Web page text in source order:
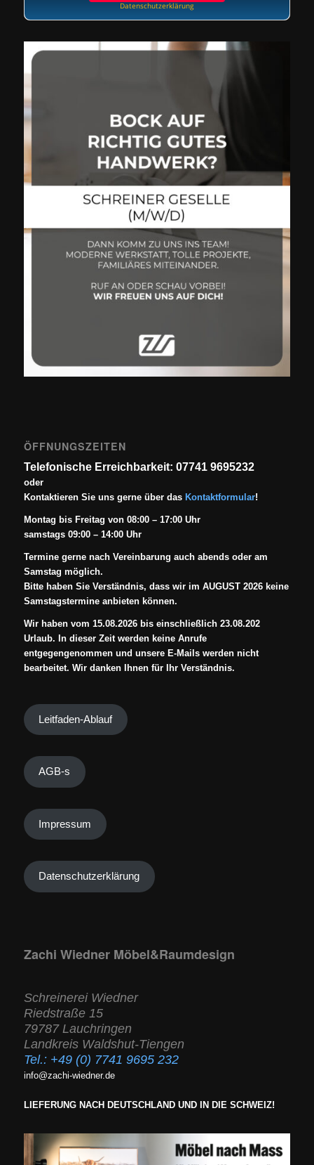
Datenschutzerklärung
ÖFFNUNGSZEITEN
Telefonische Erreichbarkeit: 07741 9695232
oder
Kontaktieren Sie uns gerne über das Kontaktformular!
Montag bis Freitag von 08:00 – 17:00 Uhr
samstags 09:00 – 14:00 Uhr
Termine gerne nach Vereinbarung auch abends oder am
Samstag möglich.
Bitte haben Sie Verständnis, dass wir im AUGUST 2026 keine
Samstagstermine anbieten können.
Wir haben vom 15.08.2026 bis einschließlich 23.08.202
Urlaub. In dieser Zeit werden keine Anrufe
entgegengenommen und unsere E-Mails werden nicht
bearbeitet. Wir danken Ihnen für Ihr Verständnis.
Leitfaden-Ablauf
AGB-s
Impressum
Datenschutzerklärung
Zachi Wiedner Möbel&Raumdesign
Schreinerei Wiedner
Riedstraße 15
79787 Lauchringen
Landkreis Waldshut-Tiengen
Tel.: +49 (0) 7741 9695 232
info@zachi-wiedner.de
LIEFERUNG NACH DEUTSCHLAND UND IN DIE SCHWEIZ!